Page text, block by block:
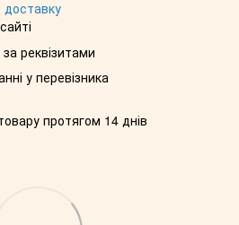
доставку
реквізитами
у перевізника
протягом 14 днів